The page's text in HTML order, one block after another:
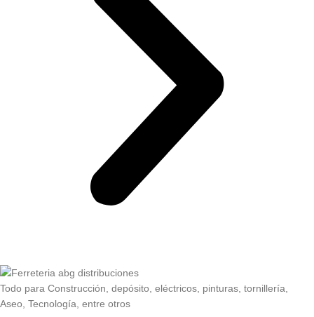
Todo para Construcción, depósito, eléctricos, pinturas, tornillería,
Aseo, Tecnología, entre otros